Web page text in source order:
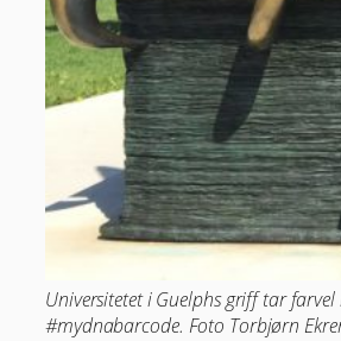
Universitetet i Guelphs griff tar farvel
#mydnabarcode. Foto Torbjørn